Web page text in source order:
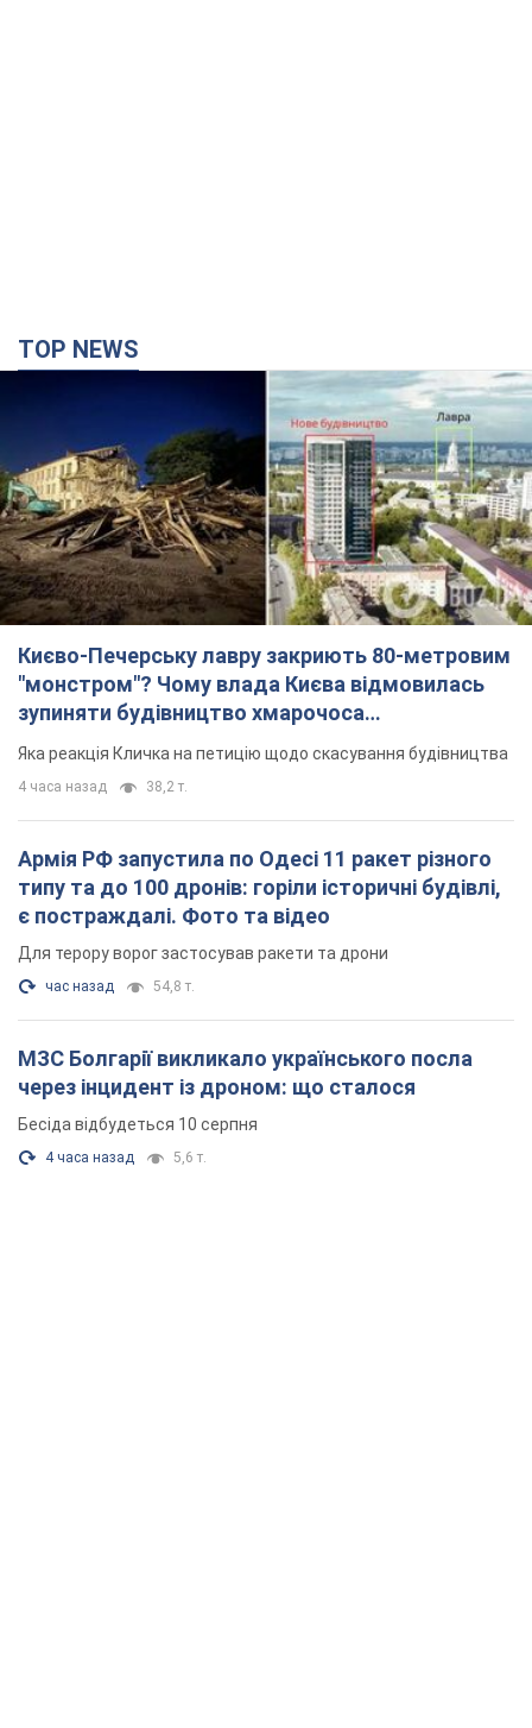
Києво-Печерську лавру закриють 80-метровим
"монстром"? Чому влада Києва відмовилась
зупиняти будівництво хмарочоса
"московського вірянина"
Яка реакція Кличка на петицію щодо скасування будівництва
4 часа назад 38,2 т.
Армія РФ запустила по Одесі 11 ракет різного
типу та до 100 дронів: горіли історичні будівлі,
є постраждалі. Фото та відео
Для терору ворог застосував ракети та дрони
час назад 54,8 т.
МЗС Болгарії викликало українського посла
через інцидент із дроном: що сталося
4 часа назад